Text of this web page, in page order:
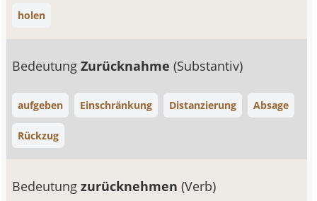
holen
BedeutungZurücknahme(Substantiv)
aufgeben Einschränkung Distanzierung Absage
Rückzug
Bedeutungzurücknehmen(Verb)